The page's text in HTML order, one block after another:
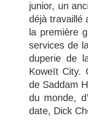
junior, un
déjà travaillé
la première
services de
duperie de
Koweït City.
de Saddam
du monde,
date, Dick